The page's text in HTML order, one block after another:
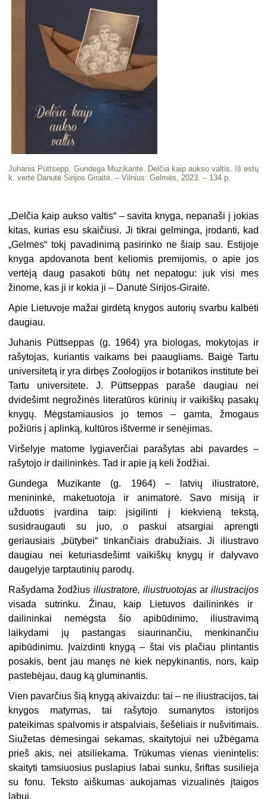
Juhanis Püttsepp, Gundega Muzikante. Delčia kaip aukso valtis. Iš estų
k. vertė Danutė Sirijos Giraitė. – Vilnius: Gelmės, 2023. – 134 p.
„Delčia kaip aukso valtis“ – savita knyga, nepanaši į jokias
kitas, kurias esu skaičiusi. Ji tikrai gelminga, įrodanti, kad
„Gelmės“ tokį pavadinimą pasirinko ne šiaip sau. Estijoje
knyga apdovanota bent keliomis premijomis, o apie jos
vertėją daug pasakoti būtų net nepatogu: juk visi mes
žinome, kas ji ir kokia ji – Danutė Sirijos-Giraitė.
Apie Lietuvoje mažai girdėtą knygos autorių svarbu kalbėti
daugiau.
Juhanis Püttseppas (g. 1964) yra biologas, mokytojas ir
rašytojas, kuriantis vaikams bei paaugliams. Baigė Tartu
universitetą ir yra dirbęs Zoologijos ir botanikos institute bei
Tartu universitete. J. Püttseppas parašė daugiau nei
dvidešimt negrožinės literatūros kūrinių ir vaikiškų pasakų
knygų. Mėgstamiausios jo temos – gamta, žmogaus
požiūris į aplinką, kultūros ištvermė ir senėjimas.
Viršelyje matome lygiaverčiai parašytas abi pavardes –
rašytojo ir dailininkės. Tad ir apie ją keli žodžiai.
Gundega Muzikante (g. 1964) – latvių iliustratorė,
menininkė, maketuotoja ir animatorė. Savo misiją ir
užduotis įvardina taip: įsigilinti į kiekvieną tekstą,
susidraugauti su juo, o paskui atsargiai aprengti
geriausiais „būtybei“ tinkančiais drabužiais. Ji iliustravo
daugiau nei keturiasdešimt vaikiškų knygų ir dalyvavo
daugelyje tarptautinių parodų.
Rašydama žodžius iliustratorė, iliustruotojasar iliustracijos
visada sutrinku. Žinau, kaip Lietuvos dailininkės ir
dailininkai nemėgsta šio apibūdinimo, iliustravimą
laikydami jų pastangas siaurinančiu, menkinančiu
apibūdinimu. Įvaizdinti knygą – štai vis plačiau plintantis
posakis, bent jau manęs nė kiek nepykinantis, nors, kaip
pastebėjau, daug ką gluminantis.
Vien pavarčius šią knygą akivaizdu: tai – ne iliustracijos, tai
knygos matymas, tai rašytojo sumanytos istorijos
pateikimas spalvomis ir atspalviais, šešėliais ir nušvitimais.
Siužetas dėmesingai sekamas, skaitytojui nei užbėgama
prieš akis, nei atsiliekama. Trūkumas vienas vienintelis:
skaityti tamsiuosius puslapius labai sunku, šriftas susilieja
su fonu. Teksto aiškumas aukojamas vizualinės įtaigos
labui.